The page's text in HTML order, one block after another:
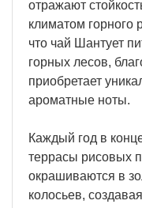
отражают
климатом горного
что чай Шантует
горных лесов,
приобретает
ароматные ноты.
Каждый год в
террасы рисовых
окрашиваются в
колосьев,